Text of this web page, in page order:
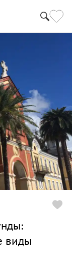
виды